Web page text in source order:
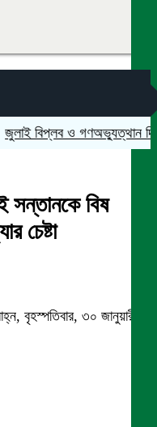
বিপ্লব ও গণঅভ্যুত্থান দিবস
সন্তানকে বিষ
চেষ্টা
৩০ জানুয়ারী